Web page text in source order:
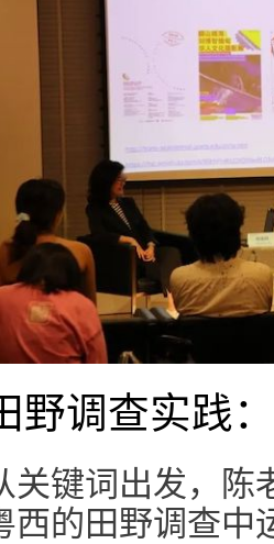
野调查实践：
关键词出发，陈
西的田野调查中